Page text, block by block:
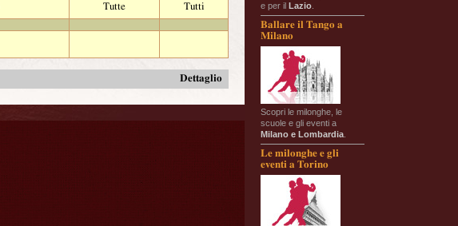
e per il Lazio
Ballare il Tango a
Milano
Scopri le milonghe, le
scuole e gli eventi a
Milano e Lombardia
Le milonghe e gli
eventi a Torino
Tutte
Tutti
Dettaglio